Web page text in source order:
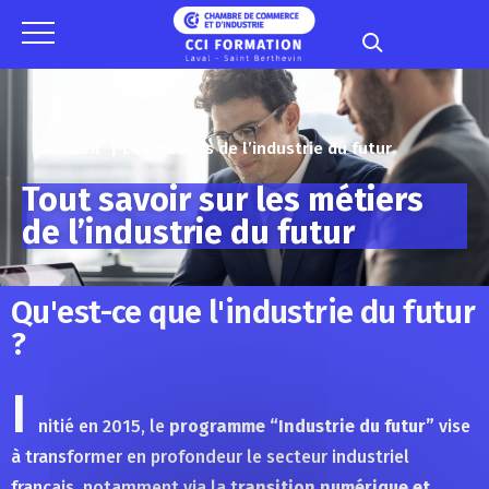
Les métiers de l’industrie du futur
Tout savoir sur les métiers
de l’industrie du futur
Qu'est-ce que l'industrie du futur
?
I nitié en 2015, le programme “Industrie du futur” vise
à transformer en profondeur le secteur industriel
Panneau de gestion des cookies